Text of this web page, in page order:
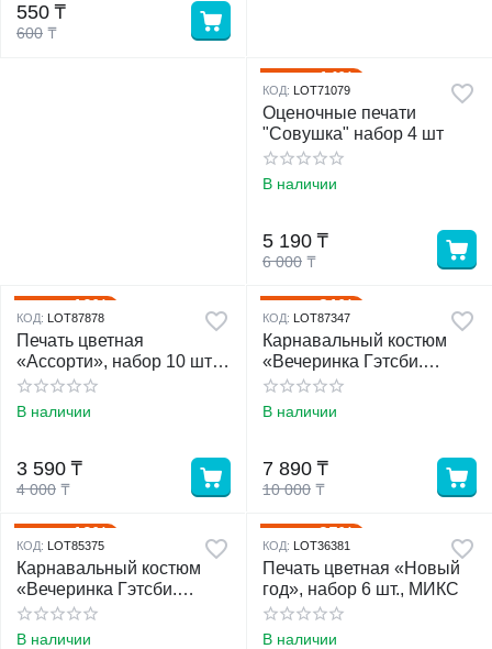
600 ₸
550 ₸
14%
КОД: LOT71079
Оценочные печати
"Совушка" набор 4 шт
В наличии
6 000 ₸
5 190 ₸
10%
КОД: LOT87878
Печать цветная
«Ассорти», набор 10 шт,
МИКС
В наличии
4 000 ₸
3 590 ₸
21%
КОД: LOT87347
Карнавальный костюм
«Вечеринка Гэтсби.
Блондинка», парик,
повязка, бусы, мундштук
В наличии
10 000 ₸
7 890 ₸
19%
КОД: LOT85375
Карнавальный костюм
«Вечеринка Гэтсби.
Брюнетка», парик,
повязка, бусы
В наличии
35%
КОД: LOT36381
Печать цветная «Новый
год», набор 6 шт., МИКС
В наличии